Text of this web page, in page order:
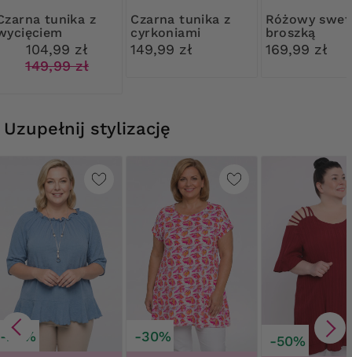
z
104,99 zł
149,99 zł
Czarna tunika z
cyrkoniami
149,99 zł
Różowy sweter z
broszką
169,99 zł
Uzupełnij stylizację
-20% -30% -50%